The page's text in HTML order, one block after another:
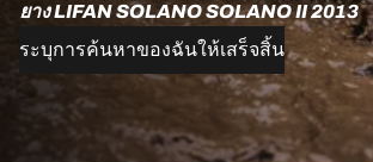
ยาง LIFAN SOLANO SOLANO II 2013
ระบุการค้นหาของฉันให้เสร็จสิ้น